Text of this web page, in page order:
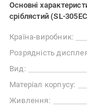
Основні
сріблястий (SL-
Країна-виробник:
Розрядність
Вид:
Матеріал корпусу:
Живлення: